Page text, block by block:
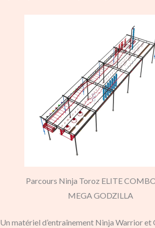
Parcours Ninja Toroz ELITE
MEGA GODZILLA
Un matériel d’entraînement Ninja Warrior et